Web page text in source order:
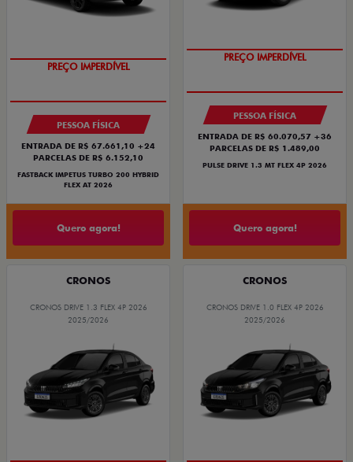
OPORTUNIDADE
PESSOA FÍSICA
ENTRADA DE R$ 67.661,10 +24
PARCELAS DE R$ 6.152,10
FASTBACK IMPETUS TURBO 200 HYBRID
FLEX AT 2026
Quero agora!
OPORTUNIDADE
PESSOA FÍSICA
ENTRADA DE R$ 60.070,57 +36
PARCELAS DE R$ 1.489,00
PULSE DRIVE 1.3 MT FLEX 4P 2026
Quero agora!
CRONOS
CRONOS DRIVE 1.3 FLEX 4P 2026
2025/2026
CRONOS
CRONOS DRIVE 1.0 FLEX 4P 2026
2025/2026